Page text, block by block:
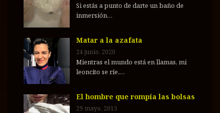
Si estás a punto de darte un baño de
inmersión…
Matar a la azafata
24 junio, 2020
Mientras el mundo está en llamas, mi
leoncito se ríe.…
El hombre que rompía las bolsas
29 mayo, 2015